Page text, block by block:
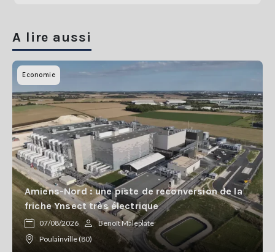
A lire aussi
Economie
Amiens-Nord : une piste de reconversion de la
friche Ynsect très électrique
07/08/2026
Benoît Maleplate
Poulainville (80)